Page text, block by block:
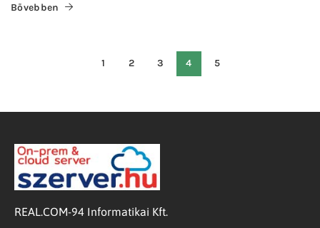
Bővebben
1 2 3 4 5
REAL.COM-94 Informatikai Kft.